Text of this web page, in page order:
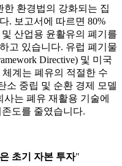
환경법의 강화되는 집
. 보고서에 따르면 80%
산업용 윤활유의 폐기를
고 있습니다. 유럽 ​​폐기물
Directive) 및 미국
계는 폐유의 적절한 수
소 중립 및 순환 경제 모델
는 폐유 재활용 기술에
도를 줄였습니다.
초기 자본 투자"